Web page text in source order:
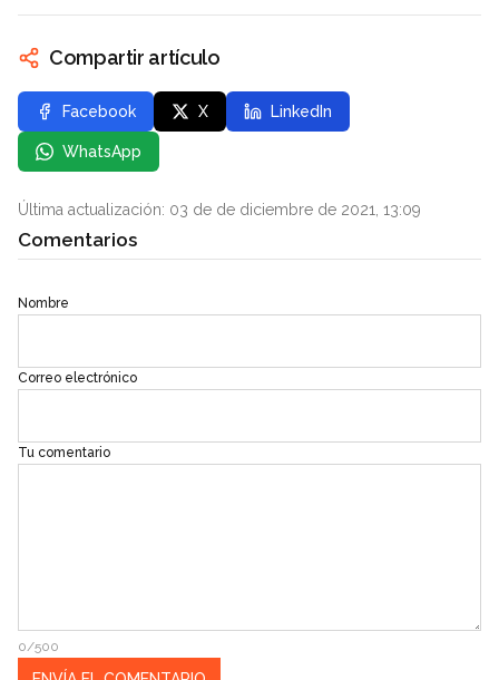
Compartir artículo
Facebook X LinkedIn
WhatsApp
Última actualización: 03 de de diciembre de 2021, 13:09
Comentarios
Nombre
Correo electrónico
Tu comentario
0/500